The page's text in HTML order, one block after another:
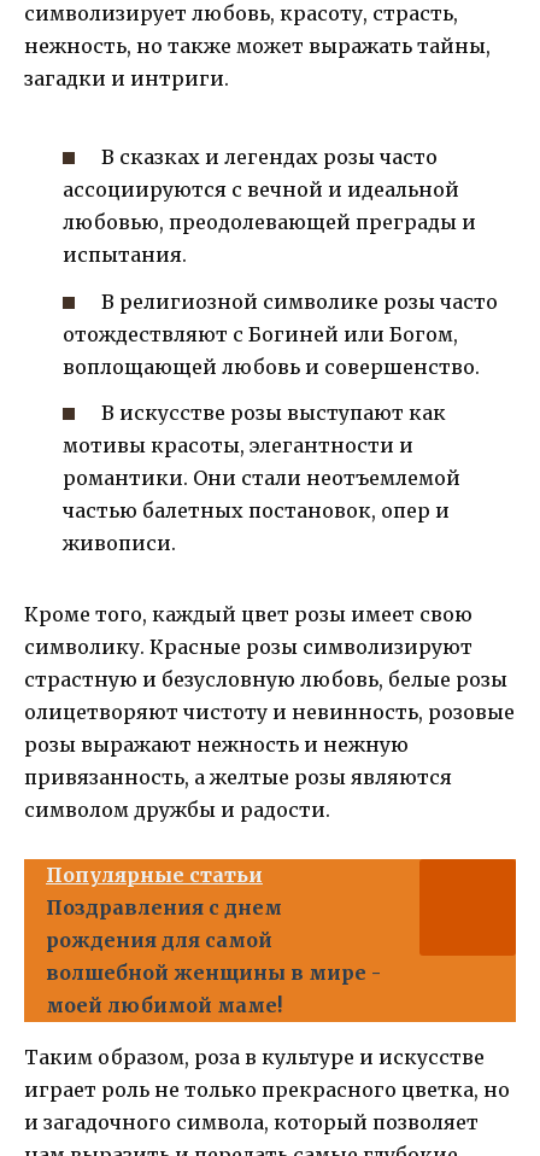
символизирует любовь, красоту, страсть,
нежность, но также может выражать тайны,
загадки и интриги.
В сказках и легендах розы часто
ассоциируются с вечной и идеальной
любовью, преодолевающей преграды и
испытания.
В религиозной символике розы часто
отождествляют с Богиней или Богом,
воплощающей любовь и совершенство.
В искусстве розы выступают как
мотивы красоты, элегантности и
романтики. Они стали неотъемлемой
частью балетных постановок, опер и
живописи.
Кроме того, каждый цвет розы имеет свою
символику. Красные розы символизируют
страстную и безусловную любовь, белые розы
олицетворяют чистоту и невинность, розовые
розы выражают нежность и нежную
привязанность, а желтые розы являются
символом дружбы и радости.
Популярные статьи
Поздравления с днем
рождения для самой
волшебной женщины в мире -
моей любимой маме!
Таким образом, роза в культуре и искусстве
играет роль не только прекрасного цветка, но
и загадочного символа, который позволяет